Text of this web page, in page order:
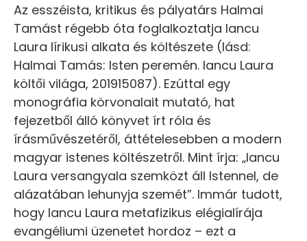
Az esszéista, kritikus és pályatárs Halmai
Tamást régebb óta foglalkoztatja Iancu
Laura lírikusi alkata és költészete (lásd:
Halmai Tamás: Isten peremén. Iancu Laura
költői világa, 201915087). Ezúttal egy
monográfia körvonalait mutató, hat
fejezetből álló könyvet írt róla és
írásművészetéről, áttételesebben a modern
magyar istenes költészetről. Mint írja: „Iancu
Laura versangyala szemközt áll Istennel, de
alázatában lehunyja szemét”. Immár tudott,
hogy Iancu Laura metafizikus elégialírája
evangéliumi üzenetet hordoz – ezt a